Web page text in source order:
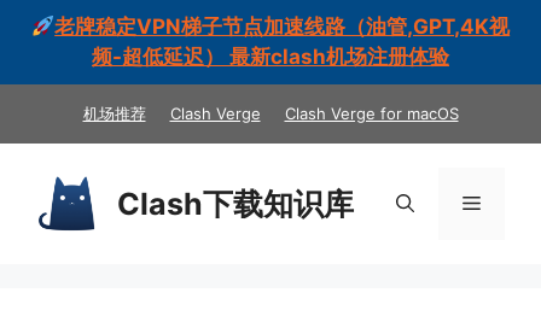
老牌稳定VPN梯子节点加速线路（油管,GPT,4K视
频-超低延迟） 最新clash机场注册体验
机场推荐 Clash Verge Clash Verge for macOS
Clash下载知识库 菜